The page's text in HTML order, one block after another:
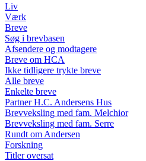
Liv
Værk
Breve
Søg i brevbasen
Afsendere og modtagere
Breve om HCA
Ikke tidligere trykte breve
Alle breve
Enkelte breve
Partner H.C. Andersens Hus
Brevveksling med fam. Melchior
Brevveksling med fam. Serre
Rundt om Andersen
Forskning
Titler oversat